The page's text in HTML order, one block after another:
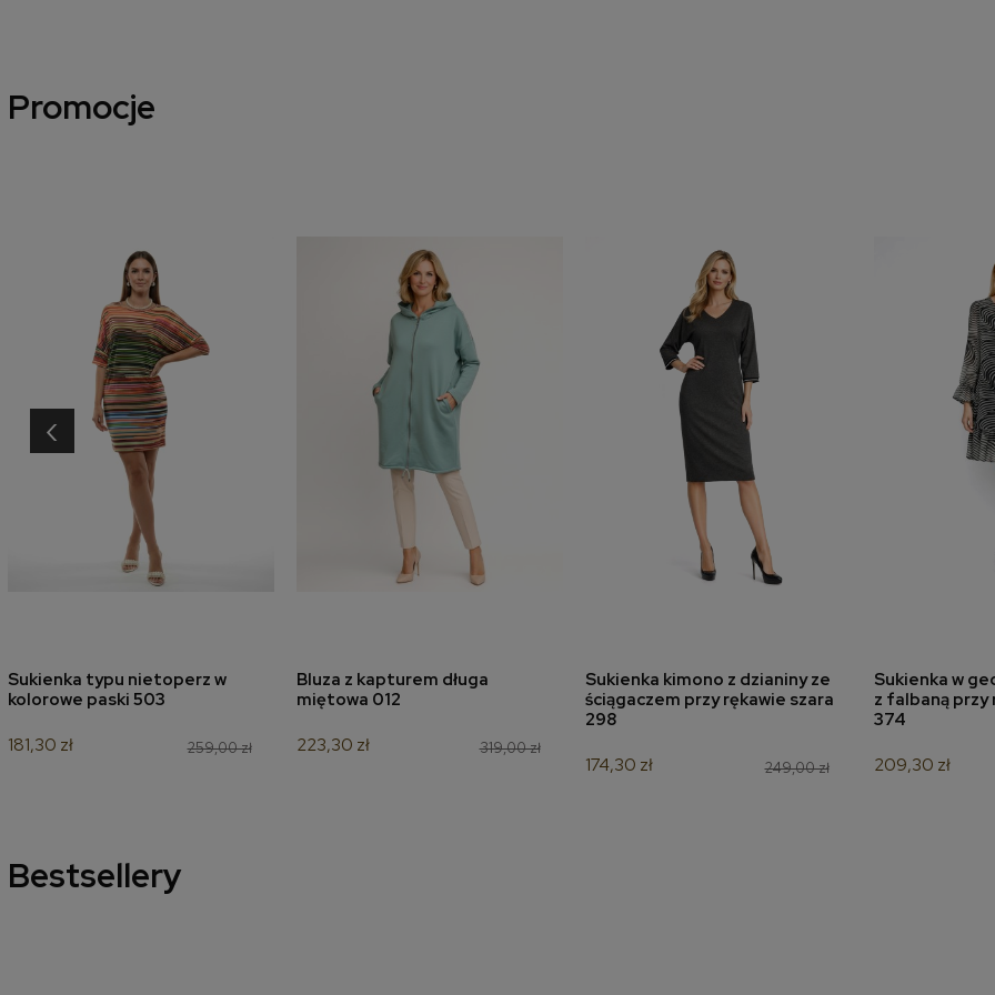
Promocje
dodaj do koszyka
Sukienka typu nietoperz w
kolorowe paski 503
259,00 zł
181,30 zł
dodaj do koszyka
Bluza z kapturem długa
miętowa 012
319,00 zł
223,30 zł
dodaj do koszyka
Sukienka kimono z dzianiny ze
ściągaczem przy rękawie szara
298
249,00 zł
174,30 zł
dodaj
Sukienka w
z falbaną przy
374
209,30 zł
‹
Bestsellery